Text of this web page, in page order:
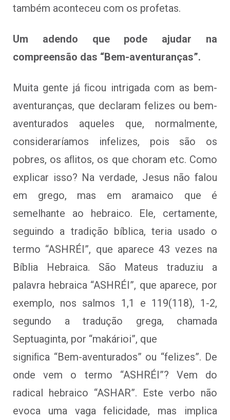
também aconteceu com os profetas.
Um adendo que pode ajudar na
compreensão das “Bem-aventuranças”.
Muita gente já ﬁcou intrigada com as bem-
aventuranças, que declaram felizes ou bem-
aventurados aqueles que, normalmente,
consideraríamos infelizes, pois são os
pobres, os aﬂitos, os que choram etc. Como
explicar isso? Na verdade, Jesus não falou
em grego, mas em aramaico que é
semelhante ao hebraico. Ele, certamente,
seguindo a tradição bíblica, teria usado o
termo “ASHRÉI”, que aparece 43 vezes na
Bíblia Hebraica. São Mateus traduziu a
palavra hebraica “ASHRÉI”, que aparece, por
exemplo, nos salmos 1,1 e 119(118), 1-2,
segundo a tradução grega, chamada
Septuaginta, por “makárioi”, que
signiﬁca “Bem-aventurados” ou “felizes”. De
onde vem o termo “ASHRÉI”? Vem do
radical hebraico “ASHAR”. Este verbo não
evoca uma vaga felicidade, mas implica